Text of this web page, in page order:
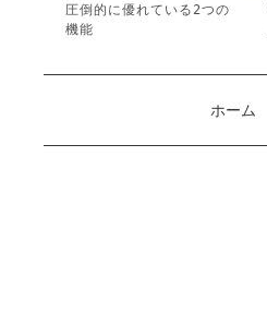
圧倒的に優れている2つの
機能
ホーム